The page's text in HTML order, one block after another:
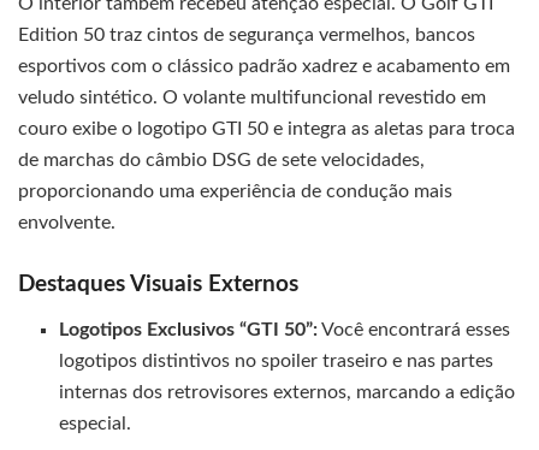
Edition 50 traz cintos de segurança vermelhos, bancos
esportivos com o clássico padrão xadrez e acabamento em
veludo sintético. O volante multifuncional revestido em
couro exibe o logotipo GTI 50 e integra as aletas para troca
de marchas do câmbio DSG de sete velocidades,
proporcionando uma experiência de condução mais
envolvente.
Destaques Visuais Externos
Logotipos Exclusivos “GTI 50”:Você encontrará esses
logotipos distintivos no spoiler traseiro e nas partes
internas dos retrovisores externos, marcando a edição
especial.